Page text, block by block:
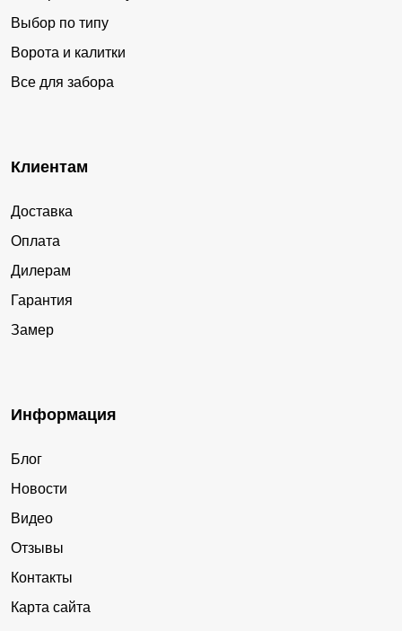
Выбор по типу
Ворота и калитки
Все для забора
Клиентам
Доставка
Оплата
Дилерам
Гарантия
Замер
Информация
Блог
Новости
Видео
Отзывы
Контакты
Карта сайта